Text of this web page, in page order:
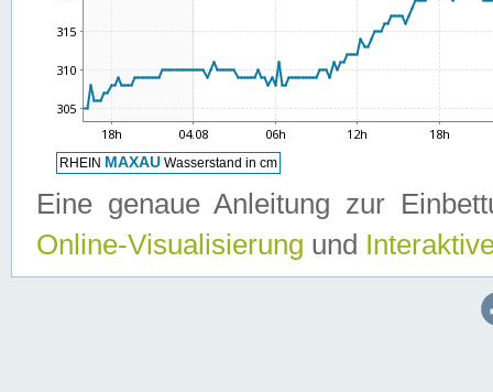
Eine genaue Anleitung zur
Online-Visualisierung und